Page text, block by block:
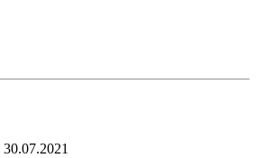
30.07.2021